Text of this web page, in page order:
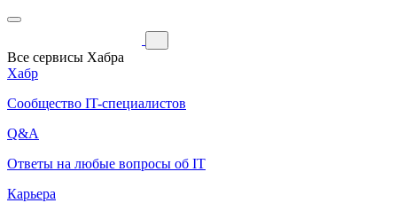
Все сервисы Хабра
Хабр
Сообщество IT-специалистов
Q&A
Ответы на любые вопросы об IT
Карьера